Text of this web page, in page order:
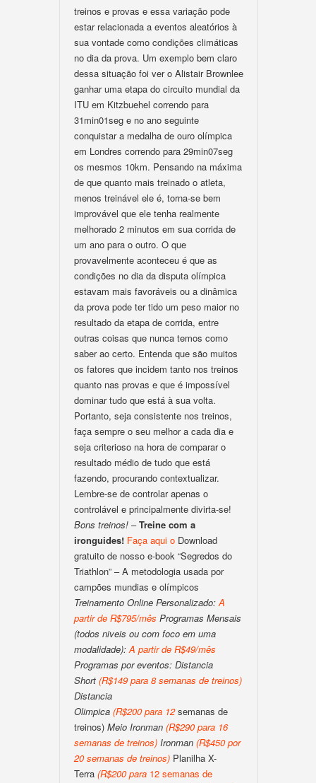
treinos e provas e essa variação pode
estar relacionada a eventos aleatórios à
sua vontade como condições climáticas
no dia da prova. Um exemplo bem claro
dessa situação foi ver o Alistair Brownlee
ganhar uma etapa do circuito mundial da
ITU em Kitzbuehel correndo para
31min01seg e no ano seguinte
conquistar a medalha de ouro olímpica
em Londres correndo para 29min07seg
os mesmos 10km. Pensando na máxima
de que quanto mais treinado o atleta,
menos treinável ele é, torna-se bem
improvável que ele tenha realmente
melhorado 2 minutos em sua corrida de
um ano para o outro. O que
provavelmente aconteceu é que as
condições no dia da disputa olímpica
estavam mais favoráveis ou a dinâmica
da prova pode ter tido um peso maior no
resultado da etapa de corrida, entre
outras coisas que nunca temos como
saber ao certo. Entenda que são muitos
os fatores que incidem tanto nos treinos
quanto nas provas e que é impossível
dominar tudo que está à sua volta.
Portanto, seja consistente nos treinos,
faça sempre o seu melhor a cada dia e
seja criterioso na hora de comparar o
resultado médio de tudo que está
fazendo, procurando contextualizar.
Lembre-se de controlar apenas o
controlável e principalmente divirta-se!
Bons treinos! –Treine com a
ironguides! Faça aqui o Download
gratuito de nosso e-book “Segredos do
Triathlon” – A metodologia usada por
campões mundias e olímpicos
Treinamento Online Personalizado:A
partir de R$795/mês Programas Mensais
(todos niveis ou com foco em uma
modalidade):A partir de R$49/mês
Programas por eventos: Distancia
Short (R$149 para 8 semanas de treinos)
Distancia
Olimpica (R$200 para 12semanas de
treinos) Meio Ironman (R$290 para 16
semanas de treinos) Ironman (R$450 por
20 semanas de treinos) Planilha X-
Terra (R$200 para 12 semanas de